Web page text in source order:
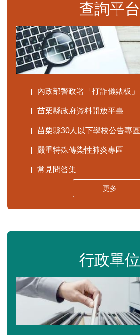
查詢平台
內政部警政署「打詐儀錶板」
苗栗縣政府資料開放平臺
苗栗縣30人以下學校公告專區
嚴重特殊傳染性肺炎專區
常見問答集
更多
行政單位